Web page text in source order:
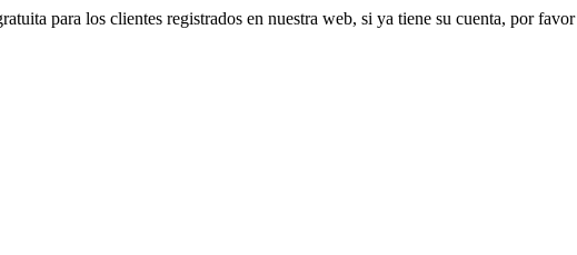
para los clientes registrados en nuestra web, si ya tiene su cuenta, por favor